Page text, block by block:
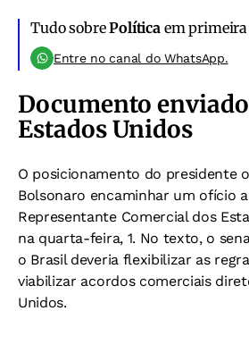
Tudo sobrePolítica em primeira
Entre no canal do WhatsApp.
Documento
Estados Unidos
O posicionamento do presidente
Bolsonaro encaminhar um ofício
Representante Comercial dos
na quarta-feira, 1. No texto, o
o Brasil deveria flexibilizar as
viabilizar acordos comerciais
Unidos.